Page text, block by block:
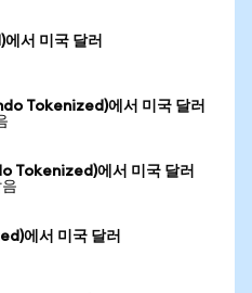
서 미국 달러
Tokenized)에서 미국 달러
Tokenized)에서 미국 달러
에서 미국 달러